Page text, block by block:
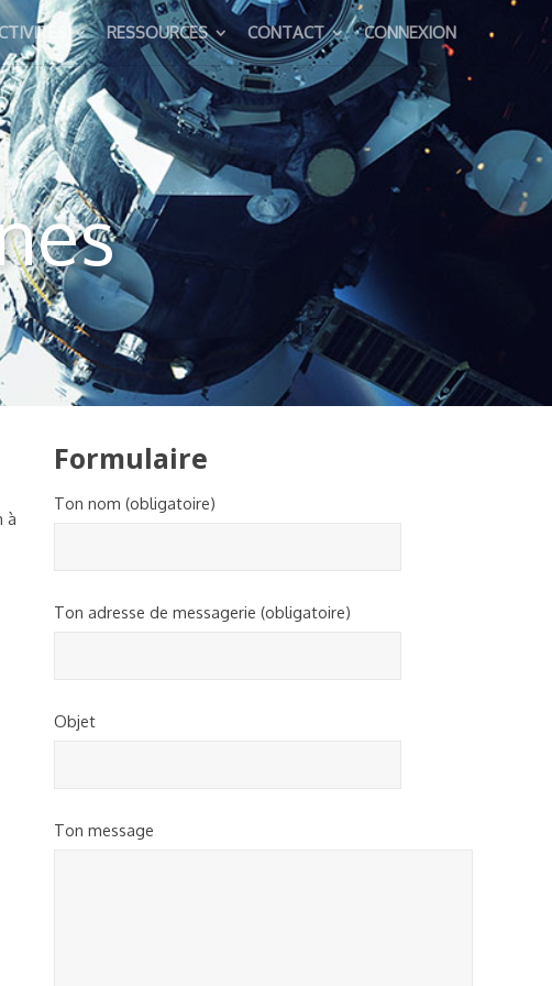
RESSOURCES CONTACT CONNEXION
à
Formulaire
Ton nom (obligatoire)
Ton adresse de messagerie (obligatoire)
Objet
Ton message